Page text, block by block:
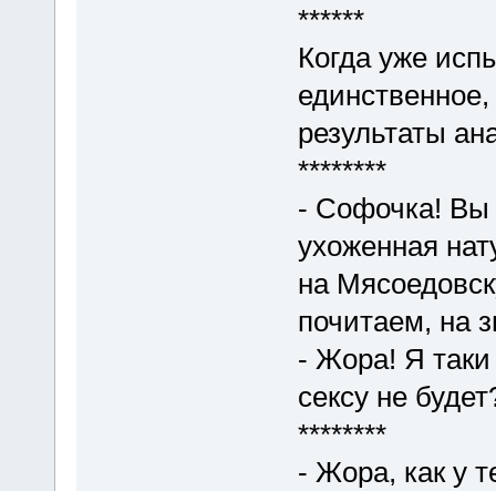
******
Когда уже
результаты
********
- Софочка! Вы
ухоженная
на
почитаем, на
- Жора! Я
сексу не
********
- Жора, как у